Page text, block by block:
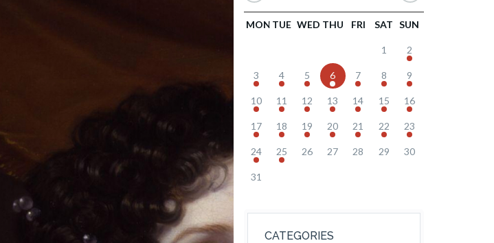
MON TUE WED THU FRI SAT SUN
1 2
3 4 5 6 7 8 9
10 11 12 13 14 15 16
17 18 19 20 21 22 23
24 25 26 27 28 29 30
31
CATEGORIES